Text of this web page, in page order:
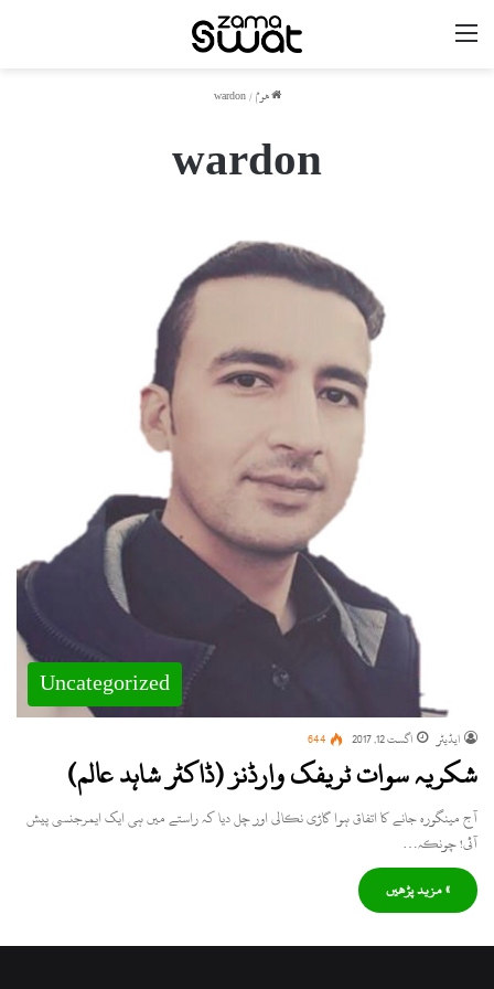
ھوم /
wardon
wardon
Uncategorized
ایڈیٹر اگست 12, 2017 644
شکریہ سوات ٹریفک وارڈنز (ڈاکٹر شاہد عالم)
آج مینگورہ جانے کا اتفاق ہوا گاڑی نکالی اور چل دیا کہ راستے میں ہی ایک ایمرجنسی پیش
آئی! چونکہ…
» مزید پڑھیں